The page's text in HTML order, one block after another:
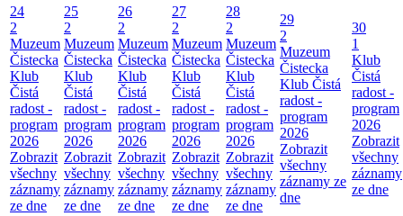
24
2
Muzeum
Čistecka
Klub
Čistá
radost -
program
2026
Zobrazit
všechny
záznamy
ze dne
25
2
Muzeum
Čistecka
Klub
Čistá
radost -
program
2026
Zobrazit
všechny
záznamy
ze dne
26
2
Muzeum
Čistecka
Klub
Čistá
radost -
program
2026
Zobrazit
všechny
záznamy
ze dne
27
2
Muzeum
Čistecka
Klub
Čistá
radost -
program
2026
Zobrazit
všechny
záznamy
ze dne
28
2
Muzeum
Čistecka
Klub
Čistá
radost -
program
2026
Zobrazit
všechny
záznamy
ze dne
29
2
Muzeum
Čistecka
Klub Čistá
radost -
program
2026
Zobrazit
všechny
záznamy ze
dne
30
1
Klub
Čistá
radost -
program
2026
Zobrazit
všechny
záznamy
ze dne